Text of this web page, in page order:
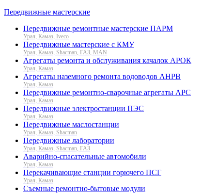
Передвижные мастерские
Передвижные ремонтные мастерские ПАРМ
Урал, Камаз, Iveco
Передвижные мастерские с КМУ
Урал, Камаз, Shacman, ГАЗ, MAN
Агрегаты ремонта и обслуживания качалок АРОК
Урал, Камаз
Агрегаты наземного ремонта водоводов АНРВ
Урал, Камаз
Передвижные ремонтно-сварочные агрегаты АРС
Урал, Камаз
Передвижные электростанции ПЭС
Урал, Камаз
Передвижные маслостанции
Урал, Камаз, Shacman
Передвижные лаборатории
Урал, Камаз, Shacman, ГАЗ
Аварийно-спасательные автомобили
Урал, Камаз
Перекачивающие станции горючего ПСГ
Урал, Камаз
Съемные ремонтно-бытовые модули